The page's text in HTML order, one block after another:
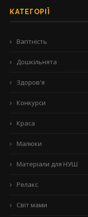
КАТЕГОРІЇ
Вагітність
Дошкільнята
Здоров'я
Конкурси
Краса
Малюки
Матеріали для НУШ
Релакс
Світ мами